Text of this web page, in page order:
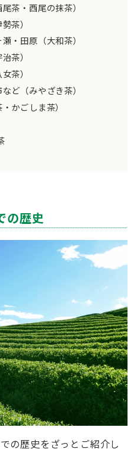
茶・西尾の抹茶）
茶）
・田原（大和茶）
茶）
茶）
ど（みやざき茶）
かごしま茶）
の歴史
の歴史をざっとご紹介し